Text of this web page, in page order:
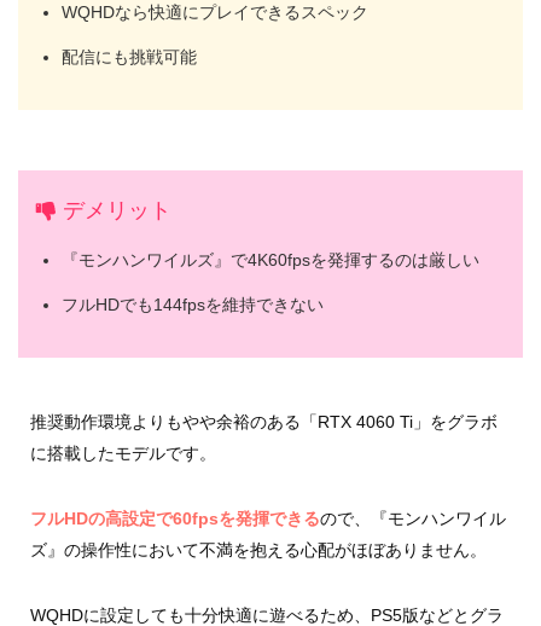
WQHDなら快適にプレイできるスペック
配信にも挑戦可能
デメリット
『モンハンワイルズ』で4K60fpsを発揮するのは厳しい
フルHDでも144fpsを維持できない
推奨動作環境よりもやや余裕のある「RTX 4060 Ti」をグラボ
に搭載したモデルです。
フルHDの高設定で60fpsを発揮できるので、『モンハンワイル
ズ』の操作性において不満を抱える心配がほぼありません。
WQHDに設定しても十分快適に遊べるため、PS5版などとグラ